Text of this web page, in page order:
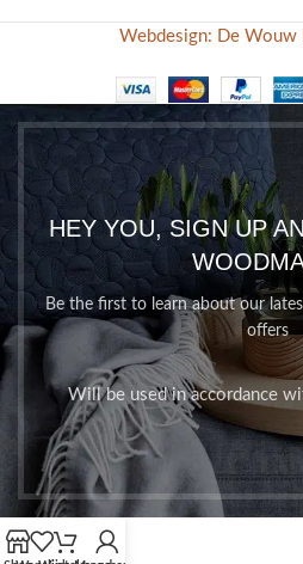
Webdesign: De Wouw
HEY YOU, SIGN UP
Be the first to learn about our
offers
Will be used in accordance